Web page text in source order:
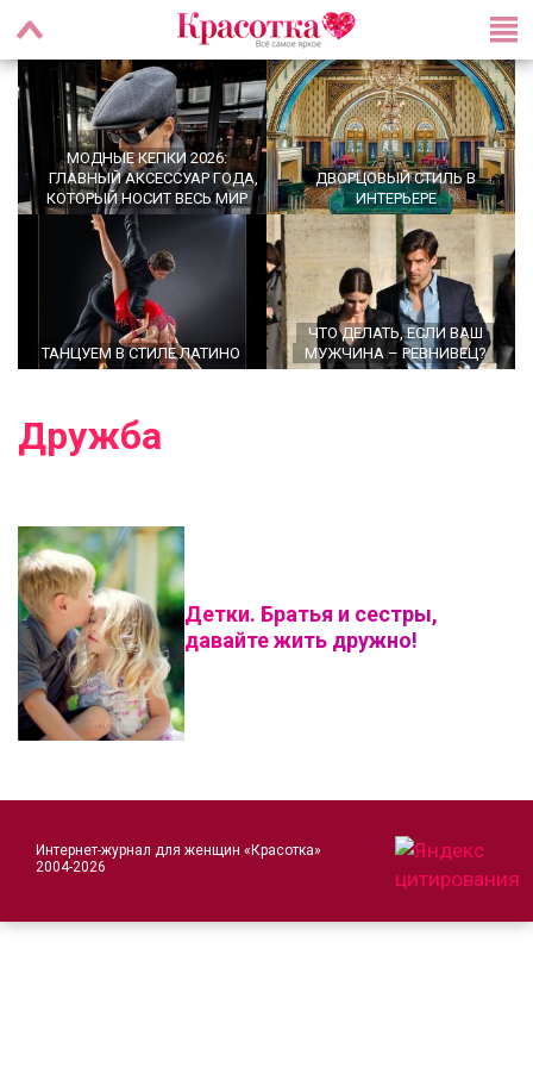
МОДНЫЕ КЕПКИ 2026:
ГЛАВНЫЙ АКСЕССУАР ГОДА,
КОТОРЫЙ НОСИТ ВЕСЬ МИР
ДВОРЦОВЫЙ СТИЛЬ В
ИНТЕРЬЕРЕ
ТАНЦУЕМ В СТИЛЕ ЛАТИНО
ЧТО ДЕЛАТЬ, ЕСЛИ ВАШ
МУЖЧИНА – РЕВНИВЕЦ?
Дружба
Детки. Братья и сестры,
давайте жить дружно!
Интернет-журнал для женщин «Красотка»
2004-2026